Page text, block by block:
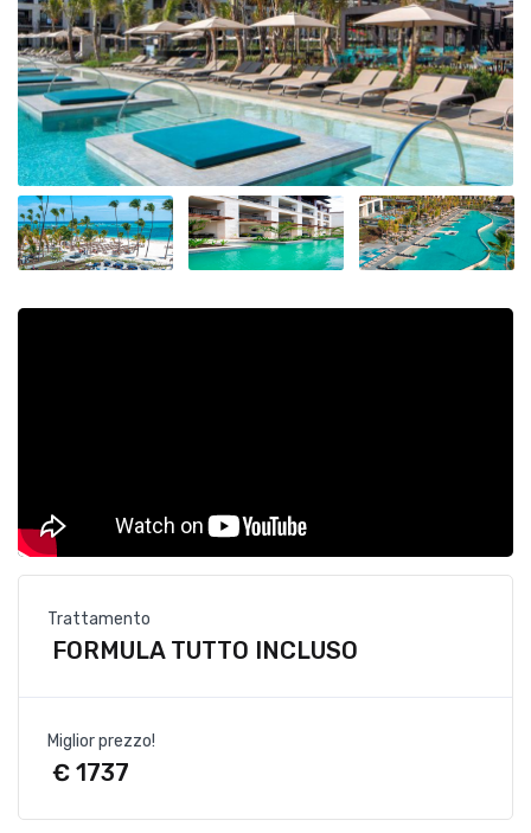
Trattamento
FORMULA TUTTO INCLUSO
Miglior prezzo!
€ 1737